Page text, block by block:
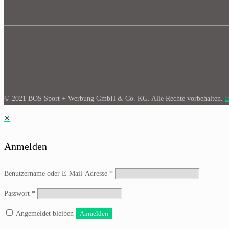
© 2021 BOS Sport + Werbung GmbH & Co. KG. Alle Rechte vorbehalten.
✕
Anmelden
Benutzername oder E-Mail-Adresse *
Passwort *
Angemeldet bleiben Anmelden